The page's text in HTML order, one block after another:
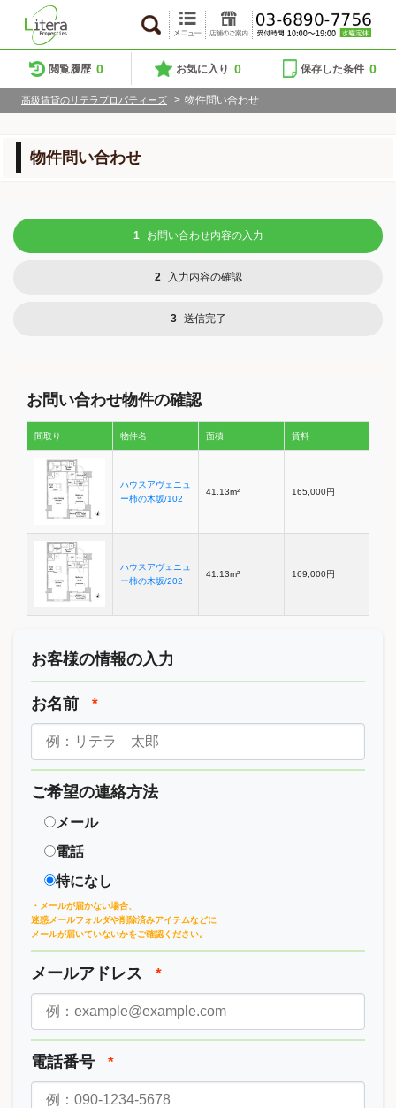
閲覧履歴 0 お気に入り 0 保存した条件 0
高級賃貸のリテラプロパティーズ > 物件問い合わせ
物件問い合わせ
1 お問い合わせ内容の入力
2 入力内容の確認
3 送信完了
お問い合わせ物件の確認
間取り 物件名 面積 賃料
ハウスアヴェニュ
ー柿の木坂/102
41.13m² 165,000円
ハウスアヴェニュ
ー柿の木坂/202
41.13m² 169,000円
お客様の情報の入力
お名前 *
ご希望の連絡方法
メール
電話
特になし
・メールが届かない場合、
迷惑メールフォルダや削除済みアイテムなどに
メールが届いていないかをご確認ください。
メールアドレス *
電話番号 *